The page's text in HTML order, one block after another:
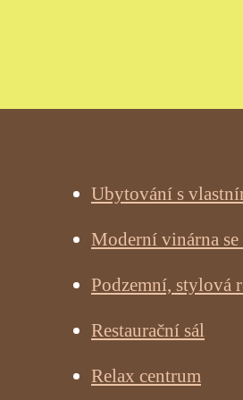
Ubytování s
Moderní vinárna
Podzemní, stylová
Restaurační sál
Relax centrum